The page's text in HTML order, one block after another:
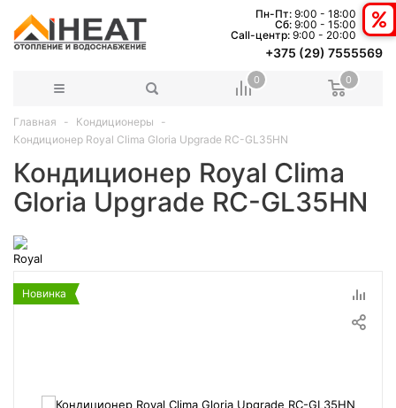
Пн-Пт: 9:00 - 18:00
Сб: 9:00 - 15:00
Сall-центр: 9:00 - 20:00
+375 (29) 7555569
0 0
Главная
Кондиционеры
Кондиционер Royal Clima Gloria Upgrade RC-GL35HN
Кондиционер Royal Clima
Gloria Upgrade RC-GL35HN
Новинка